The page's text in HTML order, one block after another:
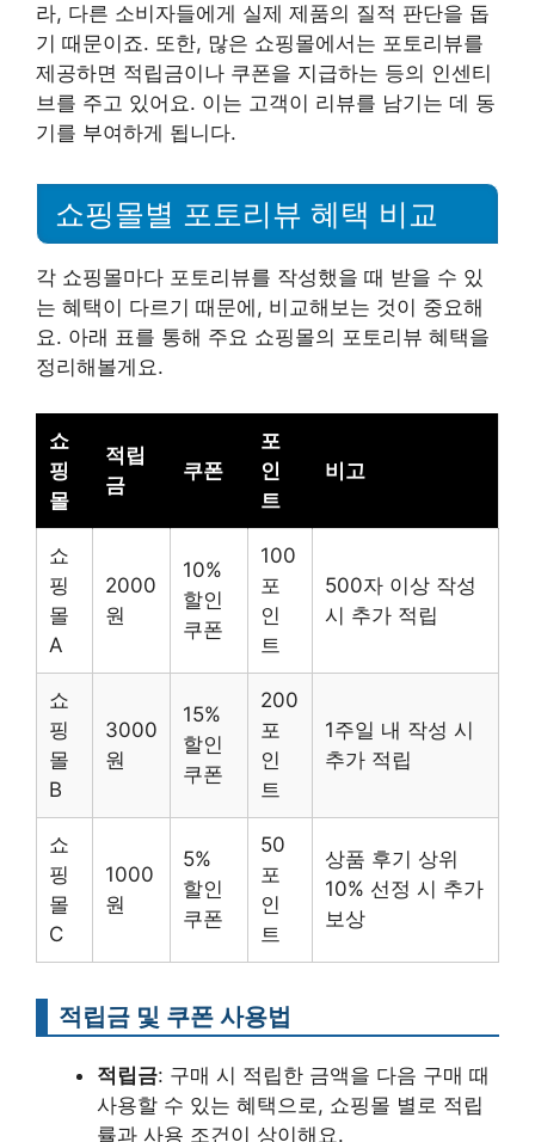
라, 다른 소비자들에게 실제 제품의 질적 판단을 돕
기 때문이죠. 또한, 많은 쇼핑몰에서는 포토리뷰를
제공하면 적립금이나 쿠폰을 지급하는 등의 인센티
브를 주고 있어요. 이는 고객이 리뷰를 남기는 데 동
기를 부여하게 됩니다.
쇼핑몰별 포토리뷰 혜택 비교
각 쇼핑몰마다 포토리뷰를 작성했을 때 받을 수 있
는 혜택이 다르기 때문에, 비교해보는 것이 중요해
요. 아래 표를 통해 주요 쇼핑몰의 포토리뷰 혜택을
정리해볼게요.
쇼
핑
몰
적립
금
쿠폰
포
인
트
비고
쇼
핑
몰
A
2000
원
10%
할인
쿠폰
100
포
인
트
500자 이상 작성
시 추가 적립
쇼
핑
몰
B
3000
원
15%
할인
쿠폰
200
포
인
트
1주일 내 작성 시
추가 적립
쇼
핑
몰
C
1000
원
5%
할인
쿠폰
50
포
인
트
상품 후기 상위
10% 선정 시 추가
보상
적립금 및 쿠폰 사용법
적립금: 구매 시 적립한 금액을 다음 구매 때
사용할 수 있는 혜택으로, 쇼핑몰 별로 적립
률과 사용 조건이 상이해요.